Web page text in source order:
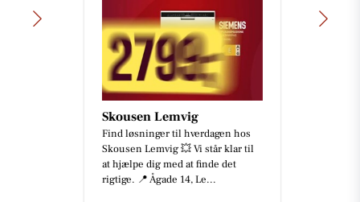
Skousen Lemvig
Find løsninger til hverdagen hos
Skousen Lemvig 💥 Vi står klar til
at hjælpe dig med at finde det
rigtige. 📍 Ågade 14, Le...